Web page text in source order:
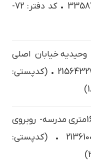
2165954149 • (کدپستی: 3358734887 • کد دفتر: 72-
وحيديه خيابان اصلي
: 2156432716 • (کدپستی:
16متری مدرسه- روبروی
: 2136100309 • (کدپستی: